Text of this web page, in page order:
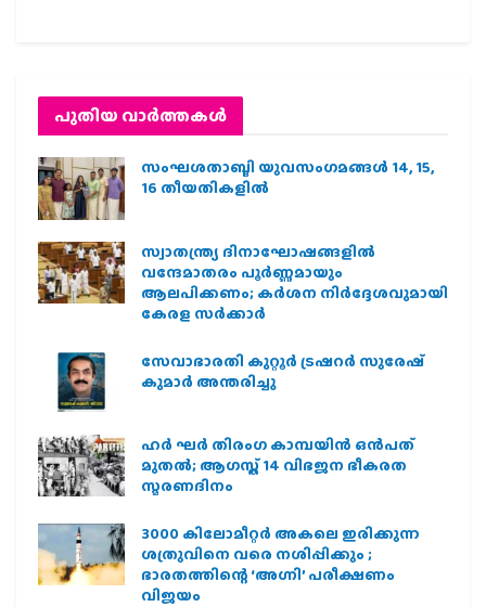
പുതിയ വാര്‍ത്തകള്‍
സംഘശതാബ്ദി യുവസംഗമങ്ങള്‍ 14, 15,
16 തീയതികളില്‍
സ്വാതന്ത്ര്യ ദിനാഘോഷങ്ങളിൽ
വന്ദേമാതരം പൂർണ്ണമായും
ആലപിക്കണം; കർശന നിർദ്ദേശവുമായി
കേരള സർക്കാർ
സേവാഭാരതി കുറ്റൂർ ട്രഷറർ സുരേഷ്
കുമാർ അന്തരിച്ചു
ഹര്‍ ഘര്‍ തിരംഗ കാമ്പയിന്‍ ഒന്‍പത്
മുതല്‍; ആഗസ്ത് 14 വിഭജന ഭീകരത
സ്മരണദിനം
3000 കിലോമീറ്റർ അകലെ ഇരിക്കുന്ന
ശത്രുവിനെ വരെ നശിപ്പിക്കും ;
ഭാരതത്തിന്റെ ‘അഗ്നി’ പരീക്ഷണം
വിജയം